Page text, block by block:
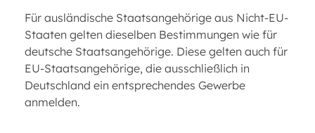
Für ausländische Staatsangehörige aus Nicht-EU-
Staaten gelten dieselben Bestimmungen wie für
deutsche Staatsangehörige. Diese gelten auch für
EU-Staatsangehörige, die ausschließlich in
Deutschland ein entsprechendes Gewerbe
anmelden.